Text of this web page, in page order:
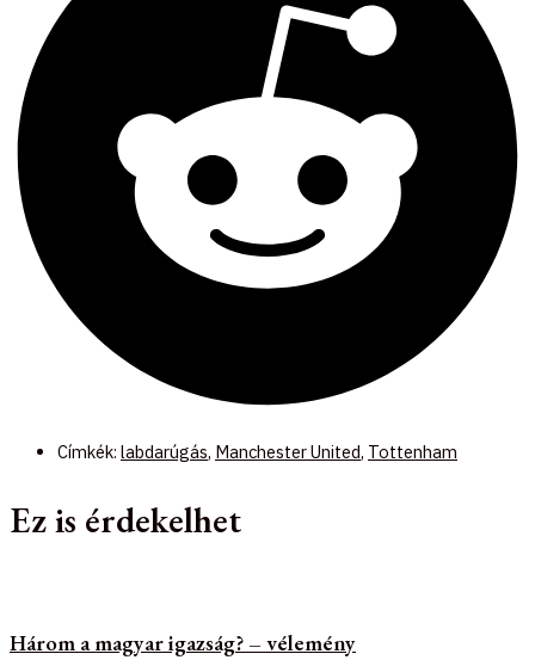
Címkék: labdarúgás, Manchester United, Tottenham
Ez is érdekelhet
Három a magyar igazság? – vélemény